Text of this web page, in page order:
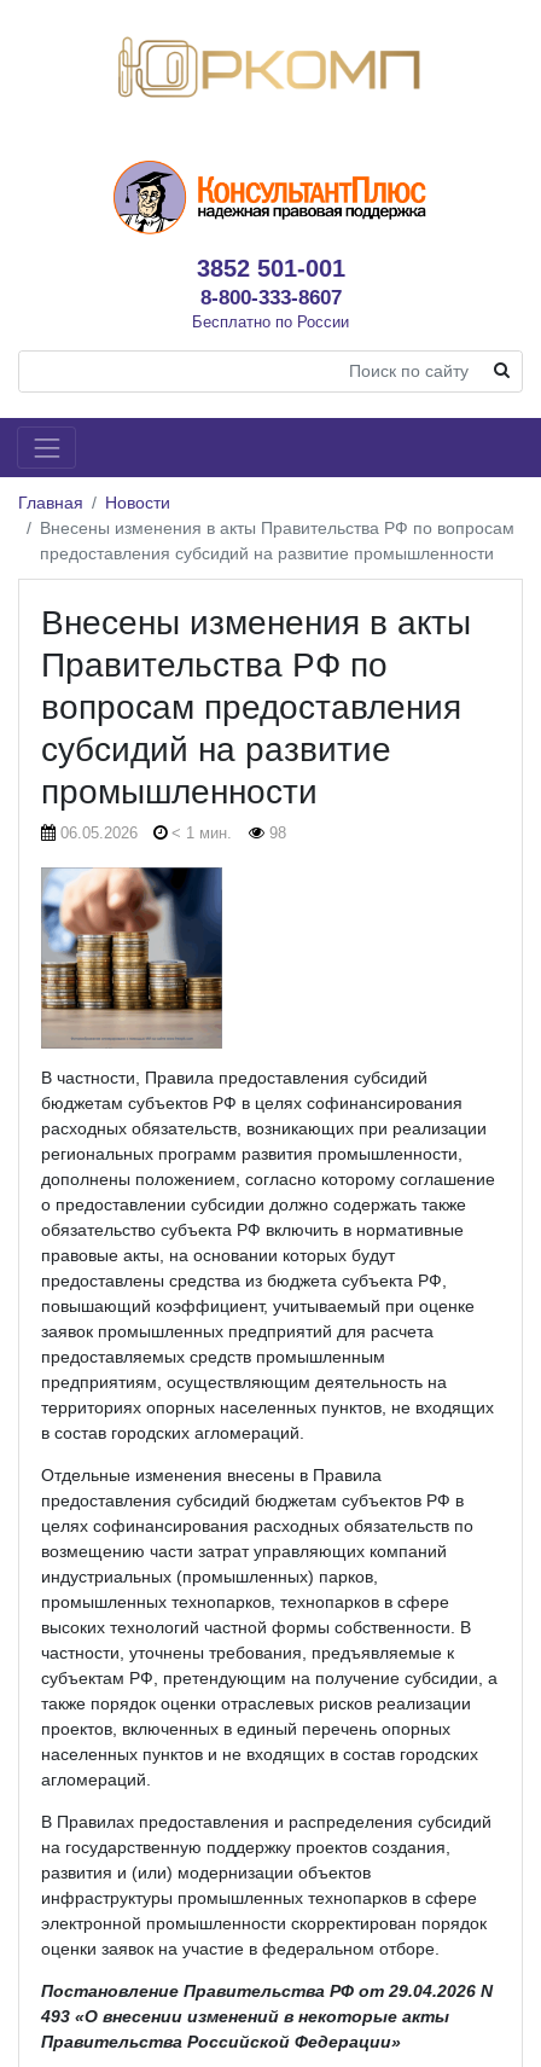
3852 501-001
8-800-333-8607
Бесплатно по России
Главная
Новости
Внесены изменения в акты Правительства РФ по вопросам
предоставления субсидий на развитие промышленности
Внесены изменения в акты
Правительства РФ по
вопросам предоставления
субсидий на развитие
промышленности
06.05.2026 < 1 мин. 98
В частности, Правила предоставления субсидий
бюджетам субъектов РФ в целях софинансирования
расходных обязательств, возникающих при реализации
региональных программ развития промышленности,
дополнены положением, согласно которому соглашение
о предоставлении субсидии должно содержать также
обязательство субъекта РФ включить в нормативные
правовые акты, на основании которых будут
предоставлены средства из бюджета субъекта РФ,
повышающий коэффициент, учитываемый при оценке
заявок промышленных предприятий для расчета
предоставляемых средств промышленным
предприятиям, осуществляющим деятельность на
территориях опорных населенных пунктов, не входящих
в состав городских агломераций.
Отдельные изменения внесены в Правила
предоставления субсидий бюджетам субъектов РФ в
целях софинансирования расходных обязательств по
возмещению части затрат управляющих компаний
индустриальных (промышленных) парков,
промышленных технопарков, технопарков в сфере
высоких технологий частной формы собственности. В
частности, уточнены требования, предъявляемые к
субъектам РФ, претендующим на получение субсидии, а
также порядок оценки отраслевых рисков реализации
проектов, включенных в единый перечень опорных
населенных пунктов и не входящих в состав городских
агломераций.
В Правилах предоставления и распределения субсидий
на государственную поддержку проектов создания,
развития и (или) модернизации объектов
инфраструктуры промышленных технопарков в сфере
электронной промышленности скорректирован порядок
оценки заявок на участие в федеральном отборе.
Постановление Правительства РФ от 29.04.2026 N
493 «О внесении изменений в некоторые акты
Правительства Российской Федерации»